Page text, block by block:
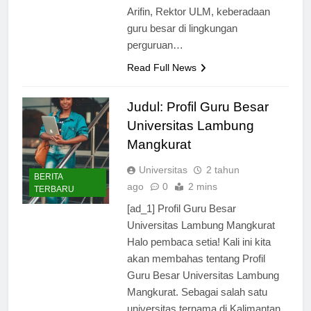
Menurut Prof. Dr. H. Yudi Firmanul
Arifin, Rektor ULM, keberadaan
guru besar di lingkungan
BERITA
TERBARU
Judul: Profil Guru Besar
Universitas Lambung
Mangkurat
Universitas
2 tahun
[ad_1] Profil Guru Besar
Universitas Lambung Mangkurat
Halo pembaca setia! Kali ini kita
akan membahas tentang Profil
Guru Besar Universitas Lambung
Mangkurat. Sebagai salah satu